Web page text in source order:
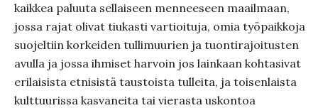
kaikkea paluuta sellaiseen menneeseen maailmaan,
jossa rajat olivat tiukasti vartioituja, omia työpaikkoja
suojeltiin korkeiden tullimuurien ja tuontirajoitusten
avulla ja jossa ihmiset harvoin jos lainkaan kohtasivat
erilaisista etnisistä taustoista tulleita, ja toisenlaista
kulttuurissa kasvaneita tai vierasta uskontoa